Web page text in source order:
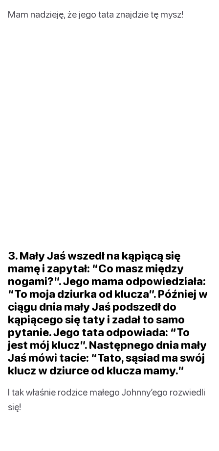
Mam nadzieję, że jego tata znajdzie tę mysz!
3. Mały Jaś wszedł na kąpiącą się
mamę i zapytał: “Co masz między
nogami?”. Jego mama odpowiedziała:
“To moja dziurka od klucza”. Później w
ciągu dnia mały Jaś podszedł do
kąpiącego się taty i zadał to samo
pytanie. Jego tata odpowiada: “To
jest mój klucz”. Następnego dnia mały
Jaś mówi tacie: “Tato, sąsiad ma swój
klucz w dziurce od klucza mamy.”
I tak właśnie rodzice małego Johnny’ego rozwiedli
się!